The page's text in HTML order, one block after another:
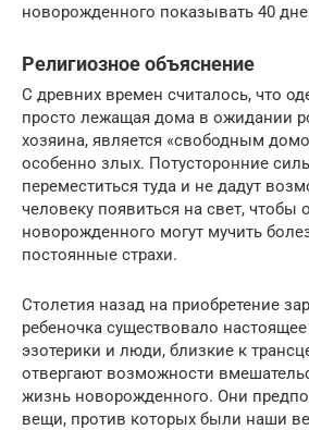
новорожденного показывать 40
Религиозное объяснение
С древних времен считалось, что
просто лежащая дома в ожидании
хозяина, является «свободным
особенно злых. Потусторонние
переместиться туда и не дадут
человеку появиться на свет, чтобы
новорожденного могут мучить
постоянные страхи.
Столетия назад на приобретение
ребеночка существовало
эзотерики и люди, близкие к
отвергают возможности
жизнь новорожденного. Они
вещи, против которых были наши